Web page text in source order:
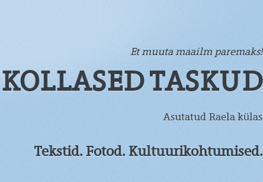
Et muuta maailm paremaks!
TASKUD
Asutatud Raela külas
Tekstid. Fotod. Kultuurikohtumised.